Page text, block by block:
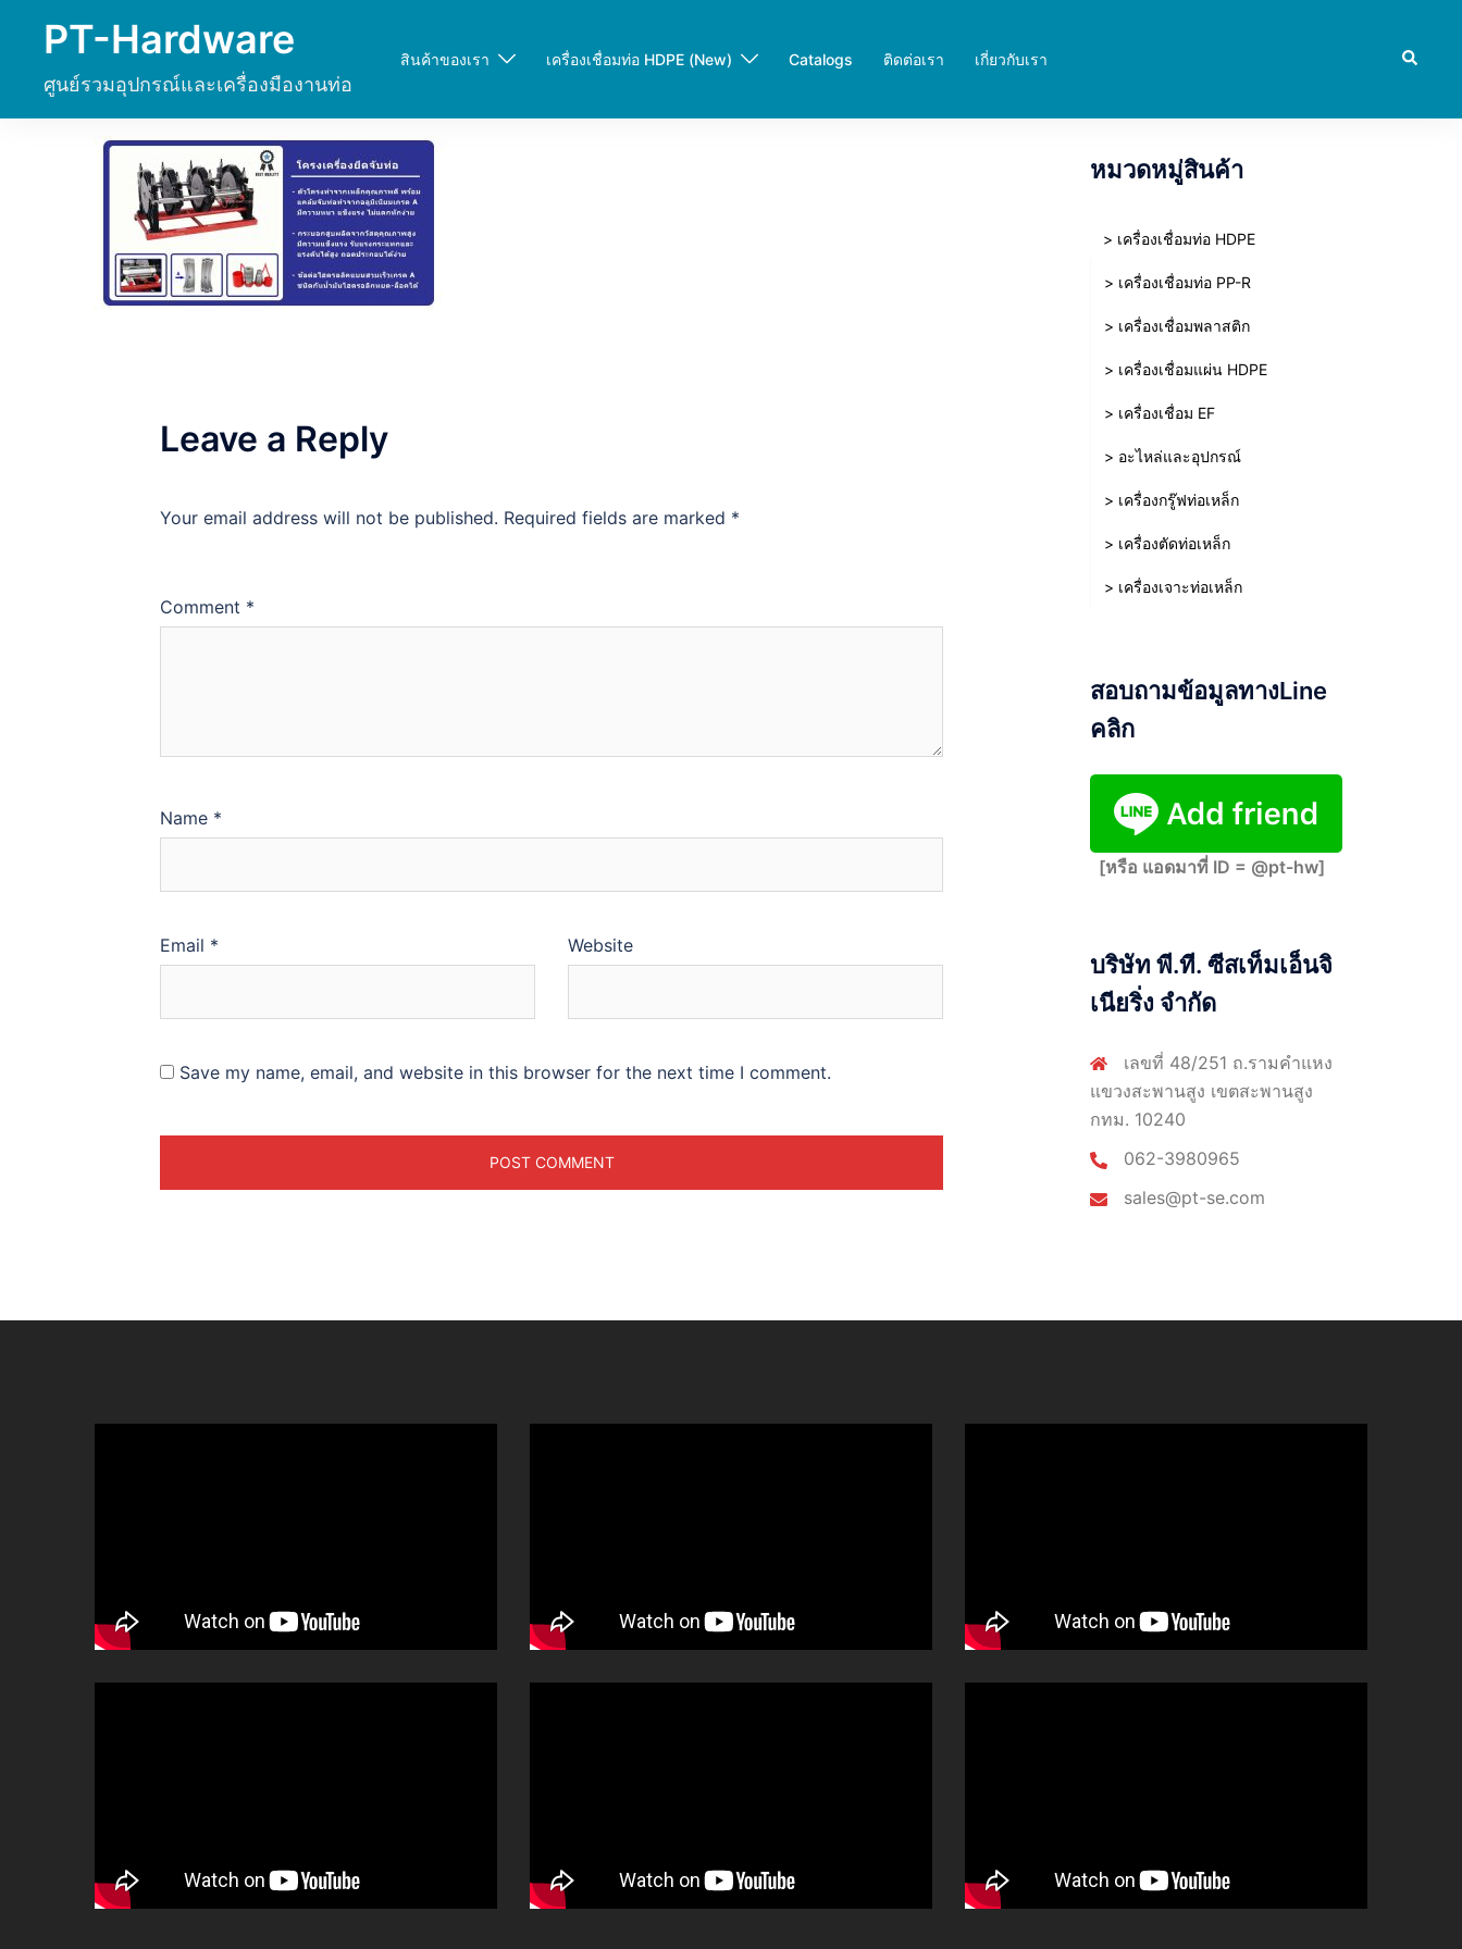
PT-Hardware
ศูนย์รวมอุปกรณ์และเครื่องมืองานท่อ
สินค้าของเรา เครื่องเชื่อมท่อ HDPE (New) Catalogs ติดต่อเรา เกี่ยวกับเรา Search
Leave a Reply
Your email address will not be published. Required fields are marked *
Comment *
Name *
Email * Website
Save my name, email, and website in this browser for the next time I comment.
หมวดหมู่สินค้า
> เครื่องเชื่อมท่อ HDPE
> เครื่องเชื่อมท่อ PP-R
> เครื่องเชื่อมพลาสติก
> เครื่องเชื่อมแผ่น HDPE
> เครื่องเชื่อม EF
> อะไหล่และอุปกรณ์
> เครื่องกรู๊ฟท่อเหล็ก
> เครื่องตัดท่อเหล็ก
> เครื่องเจาะท่อเหล็ก
สอบถามข้อมูลทางLine
คลิก
[หรือ แอดมาที่ ID = @pt-hw]
บริษัท พี.ที. ซีสเท็มเอ็นจิ
เนียริ่ง จำกัด
เลขที่ 48/251 ถ.รามคำแหง
แขวงสะพานสูง เขตสะพานสูง
กทม. 10240
062-3980965
sales@pt-se.com